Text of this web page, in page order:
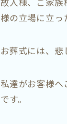
様の立場に立っ
お葬式には、悲
私達がお客様
です。